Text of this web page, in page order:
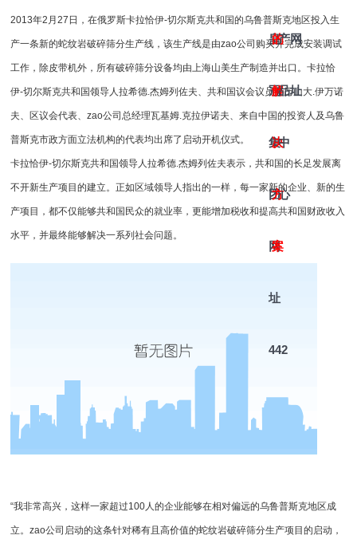
皇
冠
集
团
网
址
442
的
解
决
方
案
产
品
中
心
网
址
2013年2月27日，在俄罗斯卡拉恰伊-切尔斯克共和国的乌鲁普斯克地区投入生
产一条新的蛇纹岩破碎筛分生产线，该生产线是由zao公司购买并完成安装调试
工作，除皮带机外，所有破碎筛分设备均由上海山美生产制造并出口。卡拉恰
伊-切尔斯克共和国领导人拉希德.杰姆列佐夫、共和国议会议员亚历山大.伊万诺
夫、区议会代表、zao公司总经理瓦基姆.克拉伊诺夫、来自中国的投资人及乌鲁
普斯克市政方面立法机构的代表均出席了启动开机仪式。
卡拉恰伊-切尔斯克共和国领导人拉希德.杰姆列佐夫表示，共和国的长足发展离
不开新生产项目的建立。正如区域领导人指出的一样，每一家新的企业、新的生
产项目，都不仅能够共和国民众的就业率，更能增加税收和提高共和国财政收入
水平，并最终能够解决一系列社会问题。
“我非常高兴，这样一家超过100人的企业能够在相对偏远的乌鲁普斯克地区成
立。zao公司启动的这条针对稀有且高价值的蛇纹岩破碎筛分生产项目的启动，